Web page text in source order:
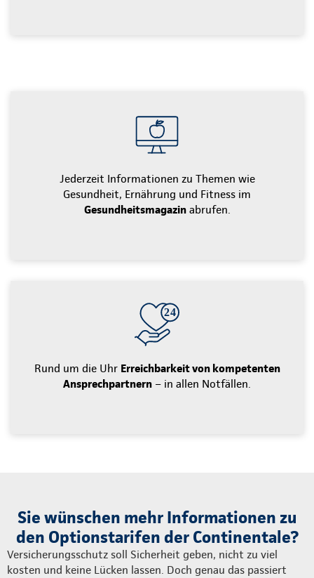
Jederzeit Informationen zu Themen wie
Gesundheit, Ernährung und Fitness im
Gesundheitsmagazinabrufen.
Rund um die Uhr Erreichbarkeit von kompetenten
Ansprechpartnern – in allen Notfällen.
Sie wünschen mehr Informationen zu
den Optionstarifen der Continentale?
Versicherungsschutz soll Sicherheit geben, nicht zu viel
kosten und keine Lücken lassen. Doch genau das passiert